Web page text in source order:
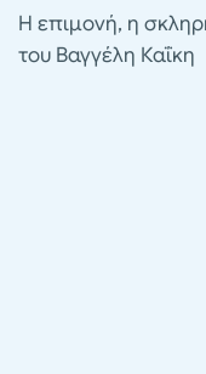
Η επιμονή, η
του Βαγγέλη Καΐκη